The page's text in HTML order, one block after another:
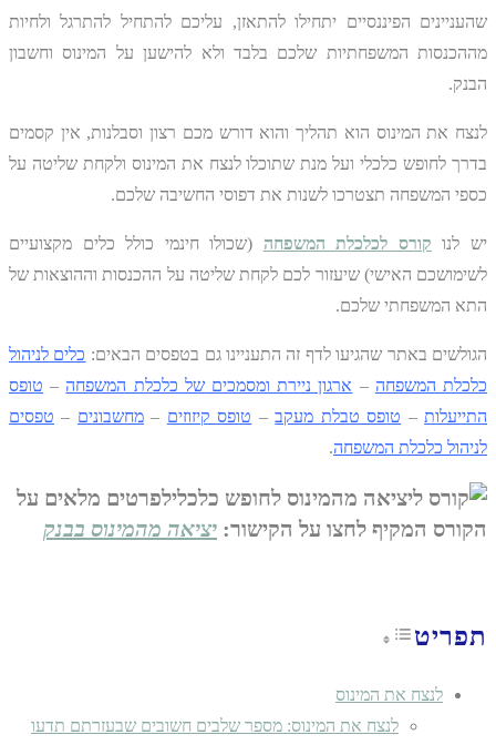
שהעניינים הפיננסיים יתחילו להתאזן, עליכם להתחיל להתרגל ולחיות
מההכנסות המשפחתיות שלכם בלבד ולא להישען על המינוס וחשבון
הבנק.
לנצח את המינוס הוא תהליך והוא דורש מכם רצון וסבלנות, אין קסמים
בדרך לחופש כלכלי ועל מנת שתוכלו לנצח את המינוס ולקחת שליטה על
כספי המשפחה תצטרכו לשנות את דפוסי החשיבה שלכם.
יש לנו קורס לכלכלת המשפחה
(שכולו חינמי כולל כלים מקצועיים
לשימושכם האישי) שיעזור לכם לקחת שליטה על ההכנסות וההוצאות של
התא המשפחתי שלכם.
הגולשים באתר שהגיעו לדף זה התעניינו גם בטפסים הבאים: כלים לניהול
כלכלת המשפחה – ארגון ניירת ומסמכים של כלכלת המשפחה – טופס
התייעלות– טופס טבלת מעקב – טופס קיזוזים –מחשבונים – טפסים
לניהול כלכלת המשפחה.
לפרטים מלאים על
הקורס המקיף לחצו על הקישור: יציאה מהמינוס בבנק
תפריטToggle Table of Content
לנצח את המינוס
לנצח את המינוס: מספר שלבים חשובים שבעזרתם תדעו